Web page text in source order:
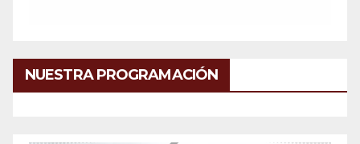
NUESTRA PROGRAMACIÓN